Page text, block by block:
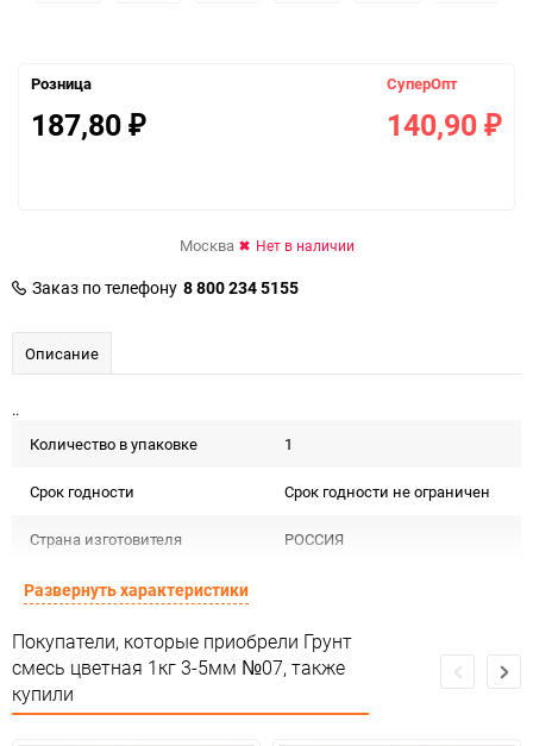
Розница
187,80 ₽
СуперОпт
140,90 ₽
Москва Нет в наличии
Заказ по телефону 8 800 234 5155
Описание
..
Количество в упаковке
1
Срок годности Срок годности не ограничен
Страна изготовителя РОССИЯ
Предназначение товара
Сертификация Не подлежит сертификации
Особые условия Особых условий не требует
Развернуть характеристики
Покупатели, которые приобрели Грунт
смесь цветная 1кг 3-5мм №07, также
купили